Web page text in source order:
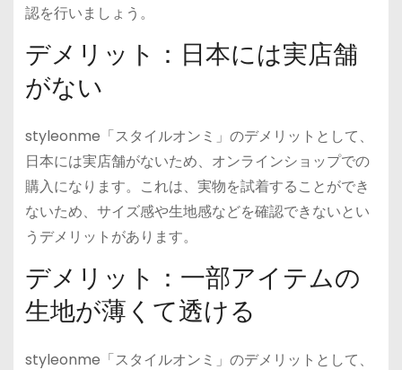
認を行いましょう。
デメリット：日本には実店舗
がない
styleonme「スタイルオンミ」のデメリットとして、
日本には実店舗がないため、オンラインショップでの
購入になります。これは、実物を試着することができ
ないため、サイズ感や生地感などを確認できないとい
うデメリットがあります。
デメリット：一部アイテムの
生地が薄くて透ける
styleonme「スタイルオンミ」のデメリットとして、